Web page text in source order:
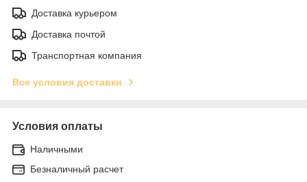
Доставка курьером
Доставка почтой
Транспортная компания
Все условия доставки
Условия оплаты
Наличными
Безналичный расчет